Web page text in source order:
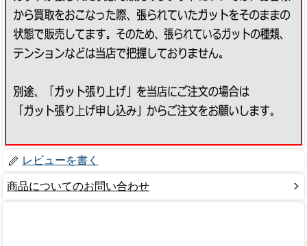
レビューを書く
商品についてのお問い合わせ